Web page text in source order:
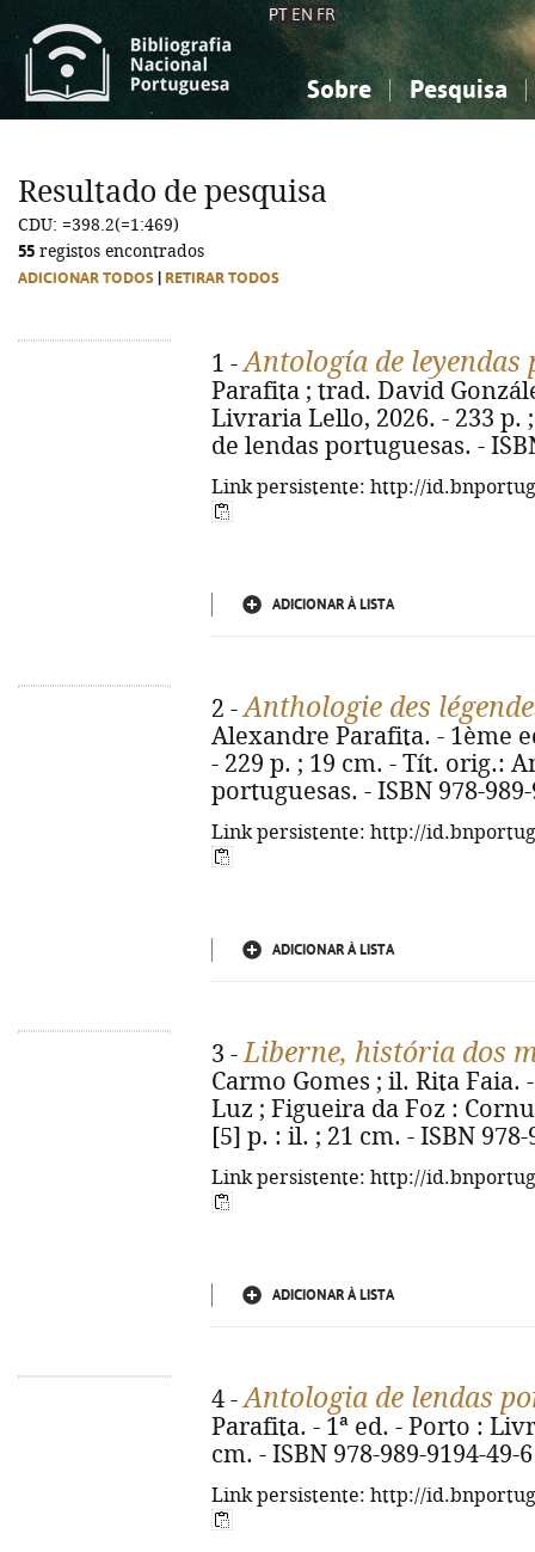
PT EN FR
Sobre Pesquisa
Ciências sociais...
Ciências sociais...
Resultado de pesquisa
CDU: =398.2(=1:469)
55 registos encontrados
ADICIONAR TODOS RETIRAR TODOS
1 -Antología de leyendas
Parafita ; trad. David
Livraria Lello, 2026. - 233
de lendas portuguesas. -
Link persistente: http://
ADICIONAR À LISTA
2 -Anthologie des
Alexandre Parafita. - 1ème
- 229 p. ; 19 cm. - Tít. orig.:
portuguesas. - ISBN 978-
Link persistente: http://
ADICIONAR À LISTA
3 -Liberne, história dos
Carmo Gomes ; il. Rita Faia.
Luz ; Figueira da Foz :
[5] p. : il. ; 21 cm. - ISBN 978-
Link persistente: http://
ADICIONAR À LISTA
4 -Antologia de lendas
Parafita. - 1ª ed. - Porto :
cm. - ISBN 978-989-9194-49-6
Link persistente: http://